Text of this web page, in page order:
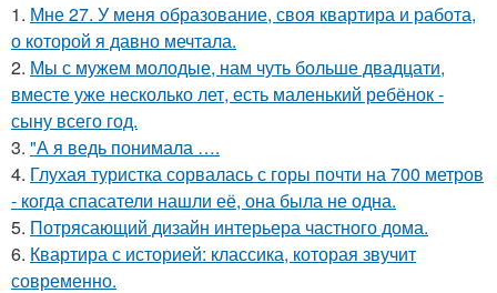
1. Мне 27. У меня образование, своя квартира и работа,
о которой я давно мечтала.
2. Мы с мужем молодые, нам чуть больше двадцати,
вместе уже несколько лет, есть маленький ребёнок -
сыну всего год.
3. "А я ведь понимала ….
4. Глухая туристка сорвалась с горы почти на 700 метров
- когда спасатели нашли её, она была не одна.
5. Потрясающий дизайн интерьера частного дома.
6. Квартира с историей: классика, которая звучит
современно.